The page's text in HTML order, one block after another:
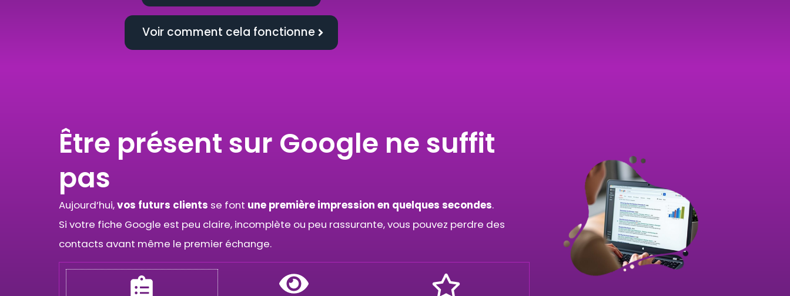
Voir comment cela fonctionne
Être présent sur Google ne suffit
pas
Aujourd’hui,vos futurs clients se font une première impression en quelques secondes.
Si votre fiche Google est peu claire, incomplète ou peu rassurante, vous pouvez perdre des
contacts avant même le premier échange.